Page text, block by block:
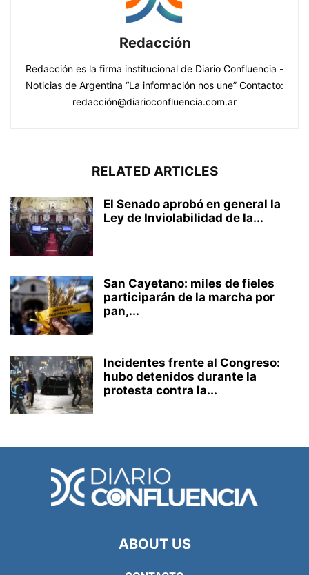
Redacción
Redacción es la firma institucional de Diario Confluencia -
Noticias de Argentina “La información nos une” Contacto:
redacción@diarioconfluencia.com.ar
RELATED ARTICLES
El Senado aprobó en general la
Ley de Inviolabilidad de la...
San Cayetano: miles de fieles
participarán de la marcha por
pan,...
Incidentes frente al Congreso:
hubo detenidos durante la
protesta contra la...
ABOUT US